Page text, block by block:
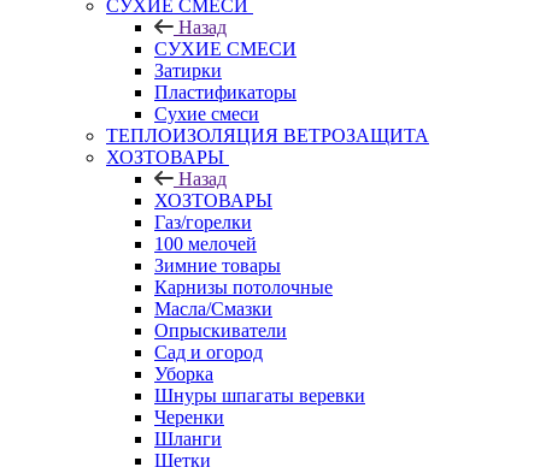
СУХИЕ СМЕСИ
Назад
СУХИЕ СМЕСИ
Затирки
Пластификаторы
Сухие смеси
ТЕПЛОИЗОЛЯЦИЯ ВЕТРОЗАЩИТА
ХОЗТОВАРЫ
Назад
ХОЗТОВАРЫ
Газ/горелки
100 мелочей
Зимние товары
Карнизы потолочные
Масла/Смазки
Опрыскиватели
Сад и огород
Уборка
Шнуры шпагаты веревки
Черенки
Шланги
Щетки